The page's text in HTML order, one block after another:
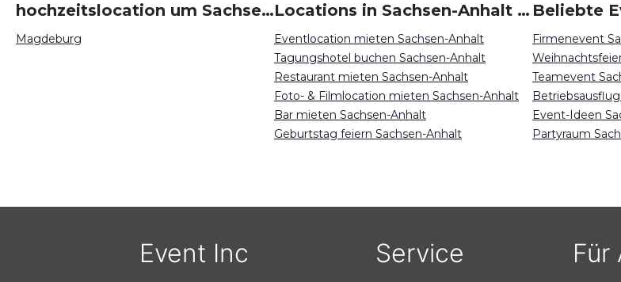
hochzeitslocation um Sachsen-Anhalt
Magdeburg
Locations in Sachsen-Anhalt mieten
Eventlocation mieten Sachsen-Anhalt
Tagungshotel buchen Sachsen-Anhalt
Restaurant mieten Sachsen-Anhalt
Foto- & Filmlocation mieten Sachsen-Anhalt
Bar mieten Sachsen-Anhalt
Geburtstag feiern Sachsen-Anhalt
Firmenevent
Teamevent
Event-Ideen
Partyraum
Event Inc Service Für